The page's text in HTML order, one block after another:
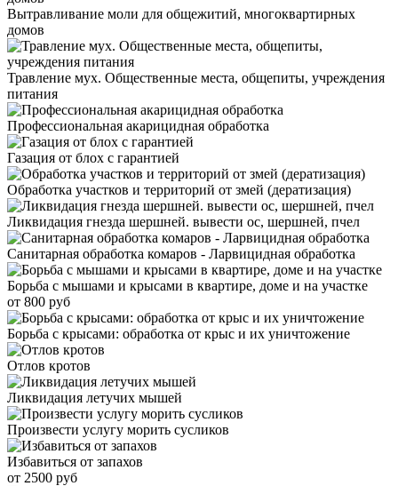
Вытравливание моли для общежитий, многоквартирных
домов
Травление мух. Общественные места, общепиты, учреждения
питания
Профессиональная акарицидная обработка
Газация от блох с гарантией
Обработка участков и территорий от змей (дератизация)
Ликвидация гнезда шершней. вывести ос, шершней, пчел
Санитарная обработка комаров - Ларвицидная обработка
Борьба с мышами и крысами в квартире, доме и на участке
от 800 руб
Борьба с крысами: обработка от крыс и их уничтожение
Отлов кротов
Ликвидация летучих мышей
Произвести услугу морить сусликов
Избавиться от запахов
от 2500 руб